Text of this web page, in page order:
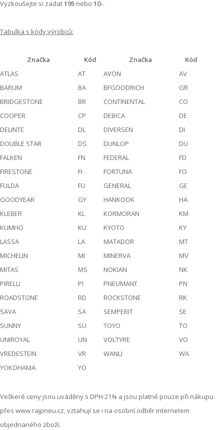
Vyzkoušejte si zadat195 nebo 10-.
Tabulka s kódy výrobců:
Značka Kód Značka
Kód
ATLAS
AT AVON
AV
BARUM
BA BFGOODRICH
GR
BRIDGESTONE
BR CONTINENTAL
CO
COOPER
CP DEBICA
DE
DELINTE
DL DIVERSEN
DI
DOUBLE STAR
DS DUNLOP
DU
FALKEN
FN FEDERAL
FD
FIRESTONE
FI FORTUNA
FO
FULDA
FU GENERAL
GE
GOODYEAR
GY HANKOOK
HA
KLEBER
KL KORMORAN
KM
KUMHO
KU KYOTO
KY
LASSA
LA MATADOR
MT
MICHELIN
MI MINERVA
MV
MITAS
MS NOKIAN
NK
PIRELLI
PI PNEUMANT
PN
ROADSTONE
RD ROCKSTONE
RK
SAVA
SA SEMPERIT
SE
SUNNY
SU TOYO
TO
UNIROYAL
UN VOLTYRE
VO
VREDESTEIN
VR WANLI
WA
YOKOHAMA
YO
Veškeré ceny jsou uváděny s DPH 21% a jsou platné pouze při nákupu
přes www.rajpneu.cz, vztahují se i na osobní odběr internetem
objednaného zboží.